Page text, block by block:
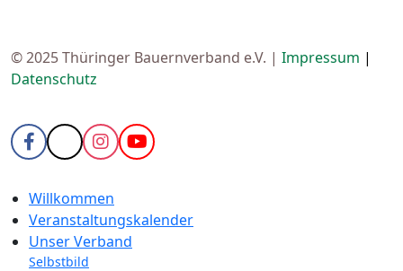
© 2025 Thüringer Bauernverband e.V. | Impressum |
Datenschutz
Willkommen
Veranstaltungskalender
Unser Verband
Selbstbild